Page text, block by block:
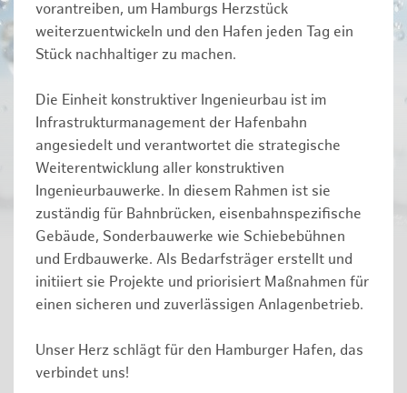
vorantreiben, um Hamburgs Herzstück
weiterzuentwickeln und den Hafen jeden Tag ein
Stück nachhaltiger zu machen.
Die Einheit konstruktiver Ingenieurbau ist im
Infrastrukturmanagement der Hafenbahn
angesiedelt und verantwortet die strategische
Weiterentwicklung aller konstruktiven
Ingenieurbauwerke. In diesem Rahmen ist sie
zuständig für Bahnbrücken, eisenbahnspezifische
Gebäude, Sonderbauwerke wie Schiebebühnen
und Erdbauwerke. Als Bedarfsträger erstellt und
initiiert sie Projekte und priorisiert Maßnahmen für
einen sicheren und zuverlässigen Anlagenbetrieb.
Unser Herz schlägt für den Hamburger Hafen, das
verbindet uns!